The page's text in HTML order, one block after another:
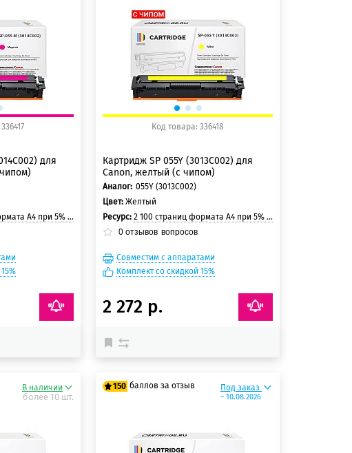
для
5% заполнении страницы
125 баллов
150 баллов
Код товара: 336418
Картридж SP 055Y (3013C002) для
Canon, желтый (с чипом)
Аналог: 055Y (3013C002)
Цвет: Желтый
Ресурс: 2 100 страниц формата A4 при 5% заполнении страницы
0 отзывов вопросов
Совместим с аппаратами
Комплект со скидкой 15%
2 272 р.
В наличии
более 10 шт.
150 баллов за отзыв
150 баллов
Под заказ
~ 10.08.2026